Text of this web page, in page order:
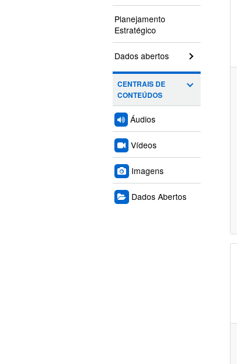
Planejamento
Estratégico
Dados abertos
CENTRAIS DE
CONTEÚDOS
Áudios
Vídeos
Imagens
Dados Abertos